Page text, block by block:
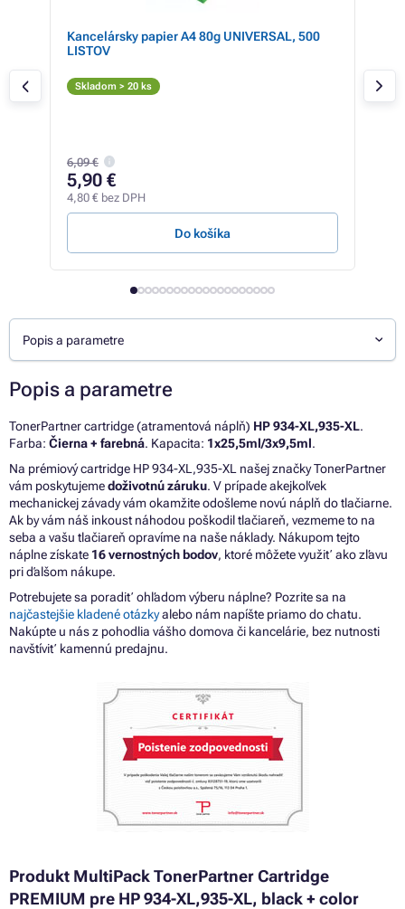
Kancelársky papier A4 80g UNIVERSAL, 500
LISTOV
Skladom > 20 ks
6,09 €
5,90 €
4,80 € bez DPH
Do košíka
Popis a parametre
Popis a parametre
TonerPartner cartridge (atramentová náplň) HP 934-XL,935-XL.
Farba: Čierna + farebná. Kapacita: 1x25,5ml/3x9,5ml.
Na prémiový cartridge HP 934-XL,935-XL našej značky TonerPartner
vám poskytujemedoživotnú záruku. V prípade akejkoľvek
mechanickej závady vám okamžite odošleme novú náplň do tlačiarne.
Ak by vám náš inkoust náhodou poškodil tlačiareň, vezmeme to na
seba a vašu tlačiareň opravíme na naše náklady. Nákupom tejto
náplne získate 16 vernostných bodov, ktoré môžete využiť ako zľavu
pri ďalšom nákupe.
Potrebujete sa poradiť ohľadom výberu náplne? Pozrite sa na
najčastejšie kladené otázkyalebo nám napíšte priamo do chatu.
Nakúpte u nás z pohodlia vášho domova či kancelárie, bez nutnosti
navštíviť kamennú predajnu.
Produkt MultiPack TonerPartner Cartridge
PREMIUM pre HP 934-XL,935-XL, black + color